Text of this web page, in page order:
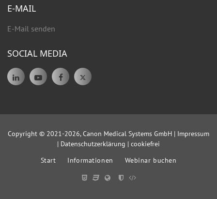
E-MAIL
E-Mail senden
SOCIAL MEDIA
Copyright © 2021-2026, Canon Medical Systems GmbH | Impressum
| Datenschutzerklärung | cookiefrei
Start
Informationen Webinar buchen